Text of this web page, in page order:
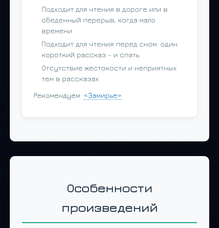
Подходит для чтения в дороге или в
обеденный перерыв, когда мало
времени
Подходит для чтения перед сном: один
короткий рассказ - и спать
Отсутствие жестокости и неприятных
тем в рассказах
Рекомендуем: «Замирье»
Особенности
произведений